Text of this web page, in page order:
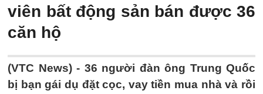
viên bất động sản bán được 36
căn hộ
(VTC News) - 36 người đàn ông Trung Quốc
bị bạn gái dụ đặt cọc, vay tiền mua nhà và rồi